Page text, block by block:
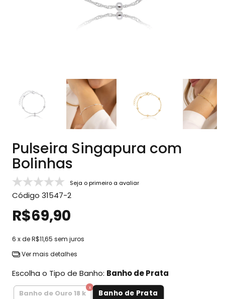
Pulseira Singapura com
Bolinhas
Seja o primeiro a avaliar
Código 31547-2
R$69,90
6 x deR$11,65 sem juros
Ver mais detalhes
Escolha o Tipo de Banho: Banho de Prata
Banho de Ouro 18 k Banho de Prata